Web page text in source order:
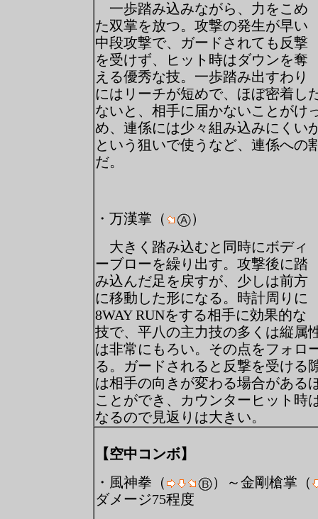
一歩踏み込みながら、力をこめ
た双掌を放つ。攻撃の発生が早い
中段攻撃で、ガードされても反撃
を受けず、ヒット時はダウンを奪
える優秀な技。一歩踏み出すわり
にはリーチが短めで、ほぼ密着し
ないと、相手に届かないことがけ
め、連係には少々組み込みにくい
という狙いで使うなど、連係への
だ。
・万漢掌（
）
大きく踏み込むと同時にボディ
ーブローを繰り出す。攻撃後に踏
み込んだ足を戻すが、少しは前方
に移動した形になる。時計周りに
8WAY RUNをする相手に効果的な
技で、平八の主力技の多くは縦属
は非常にもろい。その点をフォロ
る。ガードされると反撃を受ける
は相手の向きが変わる場合がある
ことができ、カウンターヒット時
なるので見返りは大きい。
【空中コンボ】
・風神拳（
）～金剛槍掌（
ダメージ75程度